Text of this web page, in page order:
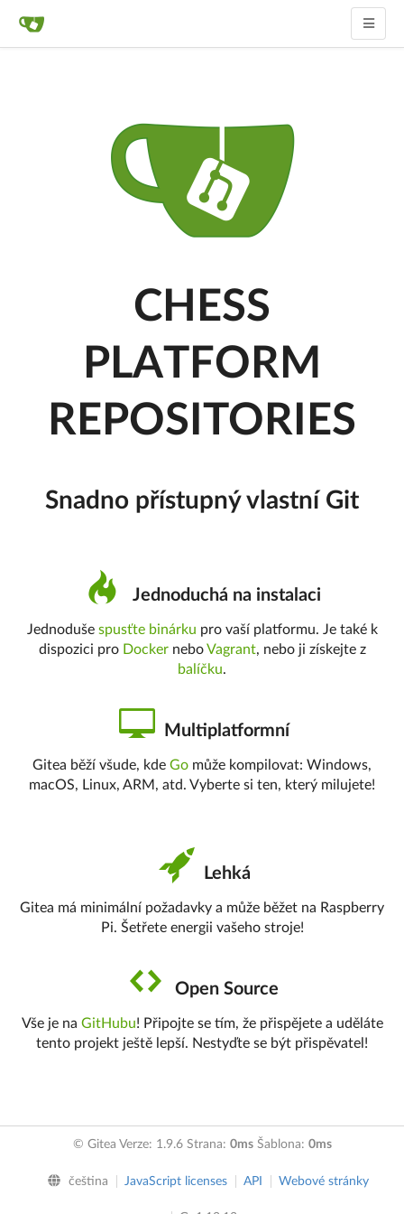
CHESS
PLATFORM
REPOSITORIES
Snadno přístupný vlastní Git
Jednoduchá na instalaci
Jednoduše spusťte binárku pro vaší platformu. Je také k
dispozici pro DockerneboVagrant, nebo ji získejte z
balíčku.
Multiplatformní
Gitea běží všude, kde Go může kompilovat: Windows,
macOS, Linux, ARM, atd. Vyberte si ten, který milujete!
Lehká
Gitea má minimální požadavky a může běžet na Raspberry
Pi. Šetřete energii vašeho stroje!
Open Source
Vše je na GitHubu! Připojte se tím, že přispějete a uděláte
tento projekt ještě lepší. Nestyďte se být přispěvatel!
© Gitea Verze: 1.9.6 Strana: 0msŠablona: 0ms
čeština JavaScript licenses API Webové stránky